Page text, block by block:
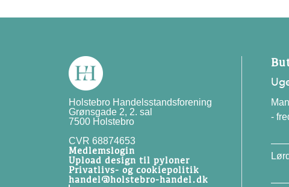
Holstebro Handelsstandsforening
Grønsgade 2, 2. sal
7500 Holstebro
CVR 68874653
Medlemslogin
Upload design til pyloner
Privatlivs- og cookiepolitik
handel@holstebro-handel.dk
-